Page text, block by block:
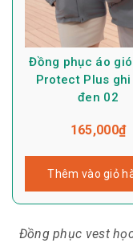
Đồng phục áo
Protect Plus
đen 02
165,000₫
Thêm vào giỏ
Đồng phục vest